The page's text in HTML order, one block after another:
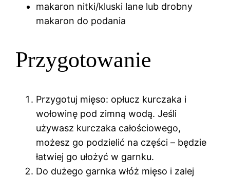
makaron nitki/kluski lane lub drobny
makaron do podania
Przygotowanie
Przygotuj mięso: opłucz kurczaka i
wołowinę pod zimną wodą. Jeśli
używasz kurczaka całościowego,
możesz go podzielić na części – będzie
łatwiej go ułożyć w garnku.
Do dużego garnka włóż mięso i zalej